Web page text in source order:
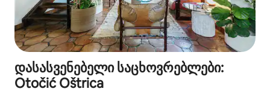
დასასვენებელი საცხოვრებლები:
Otočić Oštrica